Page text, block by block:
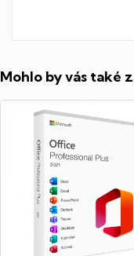
Mohlo by vás také